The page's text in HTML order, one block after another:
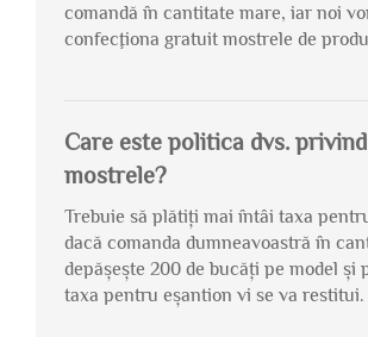
comandă în cantitate mare, iar noi
confecţiona gratuit mostrele de
Care este politica dvs. privind
mostrele?
Trebuie să plătiți mai întâi taxa
dacă comanda dumneavoastră în
depășește 200 de bucăți pe model și
taxa pentru eșantion vi se va restitui.